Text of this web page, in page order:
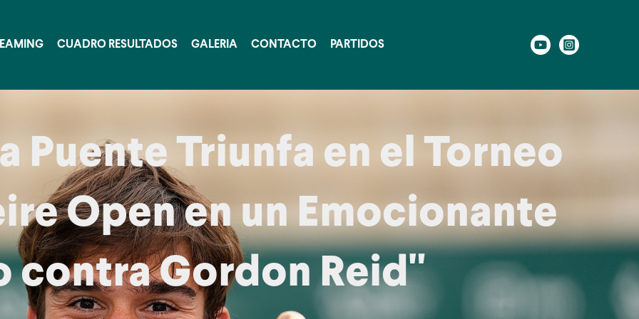
CUADRO RESULTADOS GALERIA CONTACTO PARTIDOS
Puente Triunfa en el Torneo
Open en un Emocionante
contra Gordon Reid"